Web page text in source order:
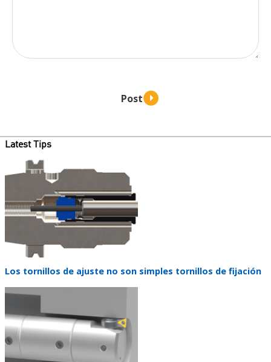
Latest Tips
Teaser
image
Teaser
Los tornillos de ajuste no son simples tornillos de fijación
Teaser